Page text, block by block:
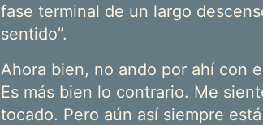
fase terminal de un largo
sentido”.
Ahora bien, no ando por ahí con
Es más bien lo contrario. Me
tocado. Pero aún así siempre